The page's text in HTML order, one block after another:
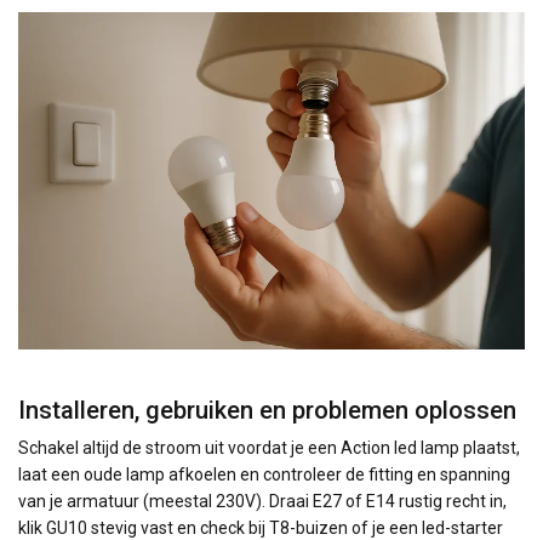
Installeren, gebruiken en problemen oplossen
Schakel altijd de stroom uit voordat je een Action led lamp plaatst,
laat een oude lamp afkoelen en controleer de fitting en spanning
van je armatuur (meestal 230V). Draai E27 of E14 rustig recht in,
klik GU10 stevig vast en check bij T8-buizen of je een led-starter